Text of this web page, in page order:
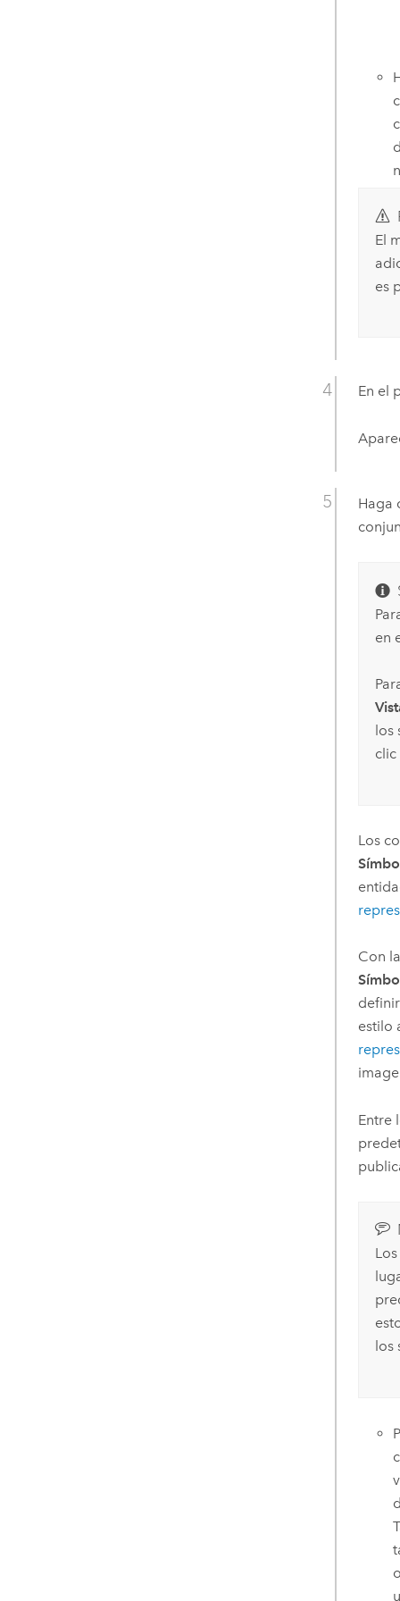
El
es
En el
Haga
en
los
Los
Con
estilo
Entre